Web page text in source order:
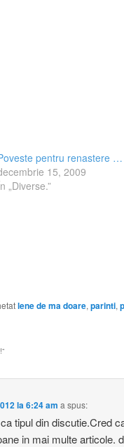
pentru renastere …
15, 2009
„Diverse.”
lene de ma doare, parinti,
”
la 6:24 am a spus:
tipul din discutie.Cred
in mai multe articole.